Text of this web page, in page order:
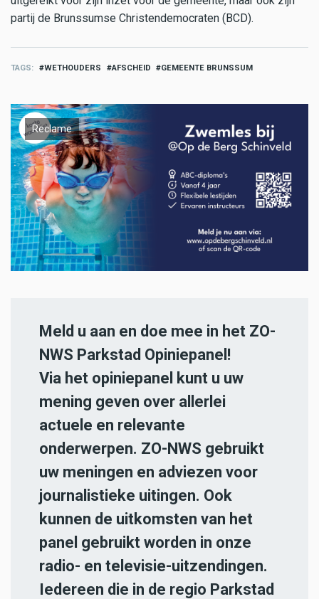
partij de Brunssumse Christendemocraten (BCD).
TAGS WETHOUDERS AFSCHEID GEMEENTE BRUNSSUM
Reclame
Meld u aan en doe mee in het ZO-
NWS Parkstad Opiniepanel!
Via het opiniepanel kunt u uw
mening geven over allerlei
actuele en relevante
onderwerpen. ZO-NWS gebruikt
uw meningen en adviezen voor
journalistieke uitingen. Ook
kunnen de uitkomsten van het
panel gebruikt worden in onze
radio- en televisie-uitzendingen.
Iedereen die in de regio Parkstad